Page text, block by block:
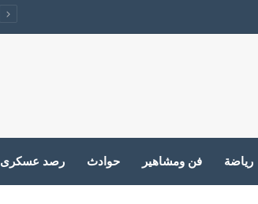
على الحرب
رياضة فن ومشاهير حوادث رصد عسكرى